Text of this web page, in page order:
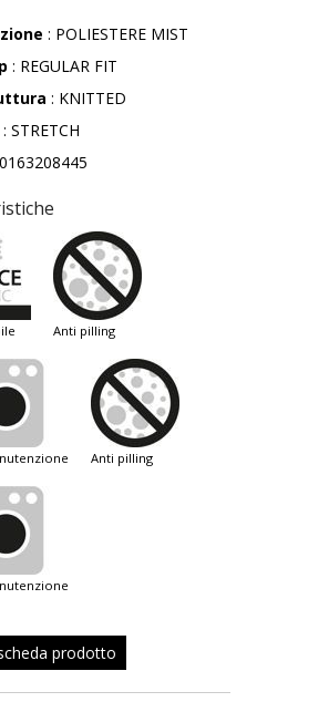
: POLIESTERE MIST
: REGULAR FIT
: KNITTED
: STRETCH
anti pilling
anti pilling
prodotto